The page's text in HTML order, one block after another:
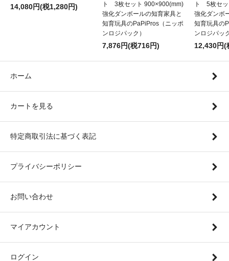
14,080円(税1,280円)
ト 3枚セット 900×900(mm)
強化ダンボールの知育家具と
知育玩具のPaPiPros（ニッポ
ンロジパック）
7,876円(税716円)
ト 5枚セ
強化ダンボ
知育玩具の
ンロジパッ
12,430円(
ホーム
カートを見る
特定商取引法に基づく表記
プライバシーポリシー
お問い合わせ
マイアカウント
ログイン